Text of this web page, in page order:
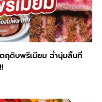
ถุดิบพรีเมียม ฉ่ำนุ่มลิ้นที่